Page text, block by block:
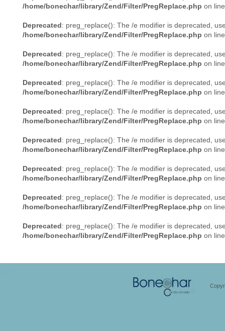
/home/bonechar/library/Zend/Filter/PregReplace.php on
Deprecated: preg_replace(): The /e modifier is deprecated,
/home/bonechar/library/Zend/Filter/PregReplace.php on
Deprecated: preg_replace(): The /e modifier is deprecated,
/home/bonechar/library/Zend/Filter/PregReplace.php on
Deprecated: preg_replace(): The /e modifier is deprecated,
/home/bonechar/library/Zend/Filter/PregReplace.php on
Deprecated: preg_replace(): The /e modifier is deprecated,
/home/bonechar/library/Zend/Filter/PregReplace.php on
Deprecated: preg_replace(): The /e modifier is deprecated,
/home/bonechar/library/Zend/Filter/PregReplace.php on
Deprecated: preg_replace(): The /e modifier is deprecated,
/home/bonechar/library/Zend/Filter/PregReplace.php on
Deprecated: preg_replace(): The /e modifier is deprecated,
/home/bonechar/library/Zend/Filter/PregReplace.php on
Deprecated: preg_replace(): The /e modifier is deprecated,
/home/bonechar/library/Zend/Filter/PregReplace.php on